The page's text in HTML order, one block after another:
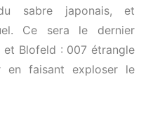
sabre japonais, et
Ce sera le dernier
Blofeld : 007 étrangle
en faisant exploser le